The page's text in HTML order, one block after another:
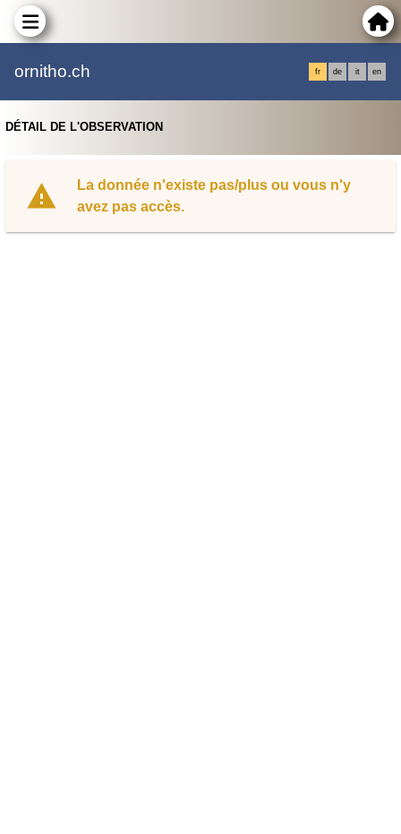
ornitho.ch fr de it en
DÉTAIL DE L'OBSERVATION
La donnée n'existe pas/plus ou vous n'y
avez pas accès.